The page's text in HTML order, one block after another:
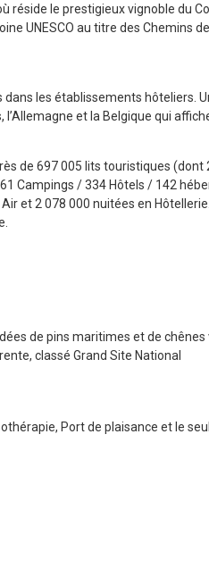
réside le prestigieux vignoble du
UNESCO au titre des Chemins
les établissements hôteliers.
et la Belgique qui
de 697 005 lits touristiques (dont
Campings / 334 Hôtels / 142
et 2 078 000 nuitées en
de pins maritimes et de
classé Grand Site National
Port de plaisance et le